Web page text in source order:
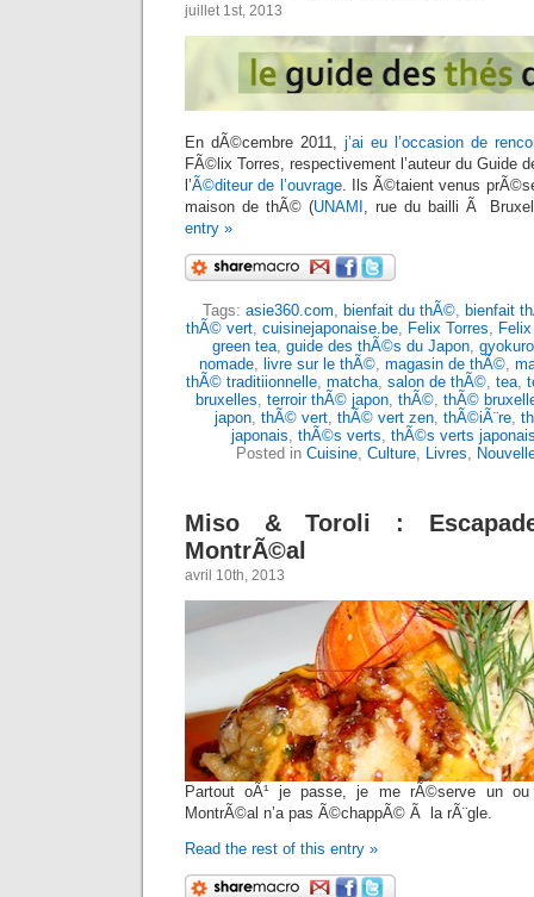
juillet 1st, 2013
En dÃ©cembre 2011, j’ai eu l’occasion de
FÃ©lix Torres, respectivement l’auteur du Guide
l’Ã©diteur de l’ouvrage. Ils Ã©taient venus
maison de thÃ© (UNAMI , rue du bailli Ã
entry »
Tags: asie360.com bienfait du thÃ© bienfait
thÃ© vert, cuisinejaponaise.be, Felix Torres
green tea guide des thÃ©s du Japon gyokuro
nomade, livre sur le thÃ©, magasin de thÃ©,
thÃ© traditiionnelle, matcha, salon de thÃ©, tea,
bruxelles terroir thÃ© japon, thÃ©, thÃ©
japon thÃ© vert thÃ© vert zen thÃ©iÃ¨re
japonais thÃ©s verts thÃ©s verts
Posted in Cuisine Culture Livres
Miso & Toroli :
MontrÃ©al
avril 10th, 2013
Partout oÃ¹ je passe, je me rÃ©serve un ou
MontrÃ©al n’a pas Ã©chappÃ© Ã la rÃ¨gle.
Read the rest of this entry »